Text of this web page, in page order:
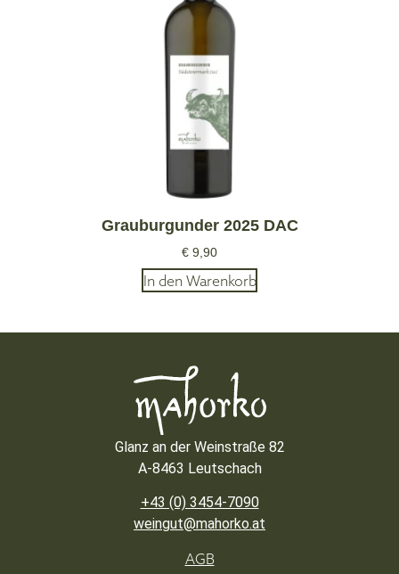
Grauburgunder 2025 DAC
€ 9,90
In den Warenkorb
Glanz an der Weinstraße 82
A-8463 Leutschach
+43 (0) 3454-7090
weingut@mahorko.at
AGB